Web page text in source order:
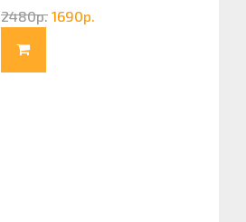
(G83322020)
2480р. 1690р.